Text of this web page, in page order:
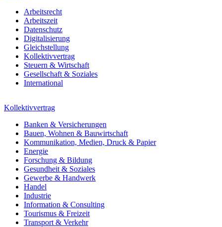
Arbeitsrecht
Arbeitszeit
Datenschutz
Digitalisierung
Gleichstellung
Kollektivvertrag
Steuern & Wirtschaft
Gesellschaft & Soziales
International
Kollektivvertrag
Banken & Versicherungen
Bauen, Wohnen & Bauwirtschaft
Kommunikation, Medien, Druck & Papier
Energie
Forschung & Bildung
Gesundheit & Soziales
Gewerbe & Handwerk
Handel
Industrie
Information & Consulting
Tourismus & Freizeit
Transport & Verkehr